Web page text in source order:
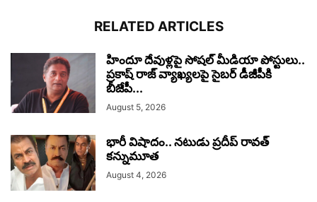
RELATED ARTICLES
హిందూ దేవుళ్లపై సోషల్ మీడియా పోస్టులు..
ప్రకాష్ రాజ్ వ్యాఖ్యలపై సైబర్ డీజీపీకి
బీజేపీ...
August 5, 2026
భారీ విషాదం.. నటుడు ప్రదీప్ రావత్
కన్నుమూత
August 4, 2026